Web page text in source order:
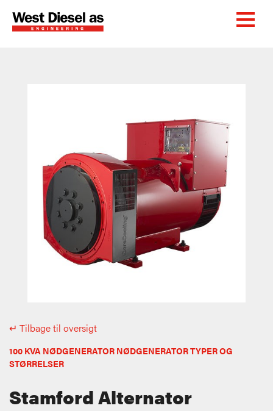
↵ Tilbage til oversigt
100 KVA NØDGENERATOR NØDGENERATOR TYPER OG
STØRRELSER
Stamford Alternator